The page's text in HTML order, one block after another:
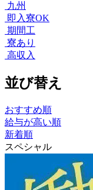
九州
即入寮OK
期間工
寮あり
高収入
並び替え
おすすめ順
給与が高い順
新着順
スペシャル